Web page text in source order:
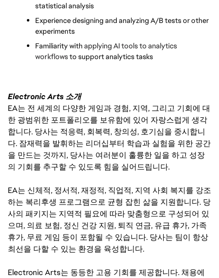
statistical analysis
Experience designing and analyzing A/B tests or other
experiments
Familiarity with applying AI tools to analytics
workflowsto support analytics tasks
Electronic Arts 소개
EA는 전 세계의 다양한 게임과 경험, 지역, 그리고 기회에 대
한 광범위한 포트폴리오를 보유함에 있어 자랑스럽게 생각
합니다. 당사는 적응력, 회복력, 창의성, 호기심을 중시합니
다. 잠재력을 발휘하는 리더십부터 학습과 실험을 위한 공간
을 만드는 것까지, 당사는 여러분이 훌륭한 일을 하고 성장
의 기회를 추구할 수 있도록 힘을 실어드립니다.
EA는 신체적, 정서적, 재정적, 직업적, 지역 사회 복지를 강조
하는 복리후생 프로그램으로 균형 잡힌 삶을 지원합니다. 당
사의 패키지는 지역적 필요에 따라 맞춤형으로 구성되어 있
으며, 의료 보험, 정신 건강 지원, 퇴직 연금, 유급 휴가, 가족
휴가, 무료 게임 등이 포함될 수 있습니다. 당사는 팀이 항상
최선을 다할 수 있는 환경을 육성합니다.
Electronic Arts는 동등한 고용 기회를 제공합니다. 채용에